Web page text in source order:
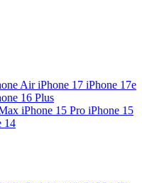
AiriPhone 17 iPhone 17e
16 Plus
iPhone 15 Pro iPhone 15
14